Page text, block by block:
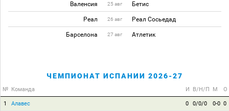
Валенсия 25 авг Бетис
Реал 26 авг Реал Сосьедад
Барселона 27 авг Атлетик
ЧЕМПИОНАТ ИСПАНИИ 2026-27
№ Команда И В/Н/П М О
1 Алавес 0 0/0/0 0-0 0